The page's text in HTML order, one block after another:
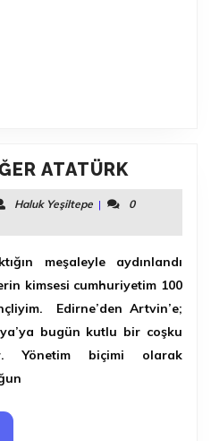
ATATÜRK
ATATÜRK
Haluk YeşiltepeHaluk
|
0
meşaleyle aydınlandı
kimsesi cumhuriyetim 100
Edirne’den Artvin’e;
bugün kutlu bir coşku
Yönetim biçimi olarak